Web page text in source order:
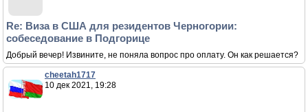
Re: Виза в США для резидентов Черногории:
собеседование в Подгорице
Добрый вечер! Извините, не поняла вопрос про оплату. Он как решается?
cheetah1717
10 дек 2021, 19:28